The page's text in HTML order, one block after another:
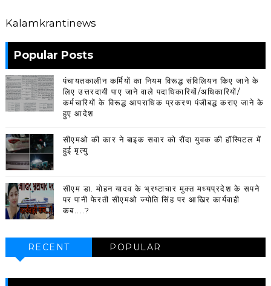
Kalamkrantinews
Popular Posts
पंचायतकालीन कर्मियों का नियम विरूद्ध संविलियन किए जाने के
लिए उत्तरदायी पाए जाने वाले पदाधिकारियों/अधिकारियों/
कर्मचारियों के विरूद्ध आपराधिक प्रकरण पंजीबद्ध कराए जाने के
हुए आदेश
सीएमओ की कार ने बाइक सवार को रौंदा युवक की हॉस्पिटल में
हुई मृत्यु
सीएम डा. मोहन यादव के भ्रष्टाचार मुक्त मध्यप्रदेश के सपने
पर पानी फेरती सीएमओ ज्योति सिंह पर आखिर कार्यवाही
कब....?
RECENT POPULAR